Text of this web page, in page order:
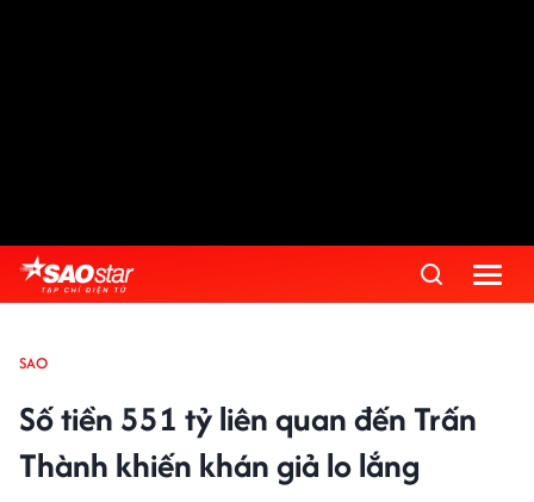
SAO
Số tiền 551 tỷ liên quan đến Trấn
Thành khiến khán giả lo lắng